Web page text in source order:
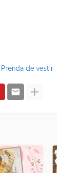
Prenda de vestir